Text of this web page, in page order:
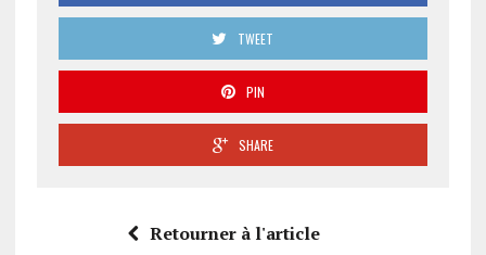
TWEET
PIN
SHARE
Retourner à l'article